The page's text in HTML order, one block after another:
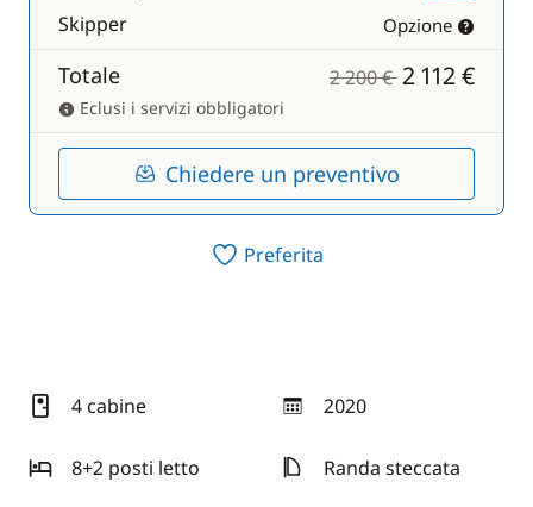
Skipper Opzione
Totale 2 200 €2 112 €
Eclusi i servizi obbligatori
Chiedere un preventivo
Preferita
4 cabine 2020
anno
8+2 posti letto
Randa steccata